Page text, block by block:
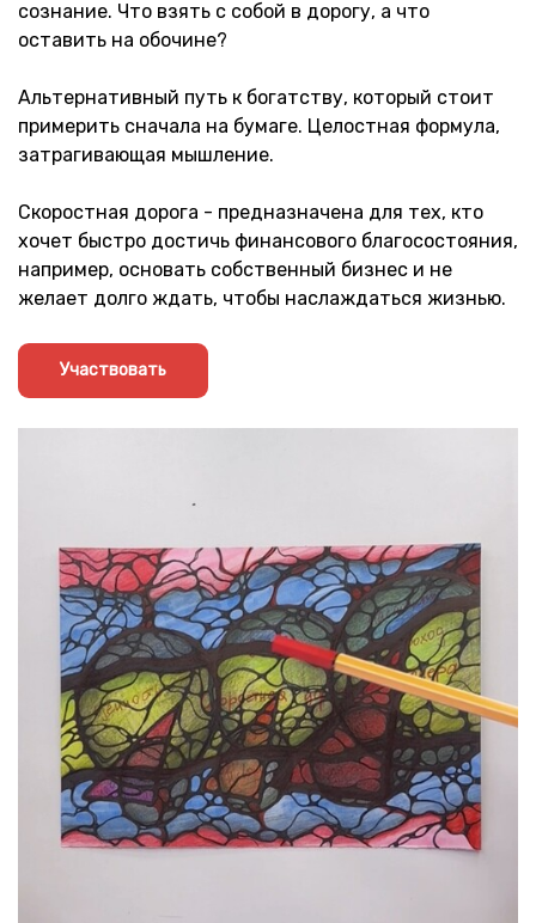
сознание. Что взять с собой в дорогу, а что
оставить на обочине?
Альтернативный путь к богатству, который стоит
примерить сначала на бумаге. Целостная формула,
затрагивающая мышление.
Скоростная дорога - предназначена для тех, кто
хочет быстро достичь финансового благосостояния,
например, основать собственный бизнес и не
желает долго ждать, чтобы наслаждаться жизнью.
Участвовать